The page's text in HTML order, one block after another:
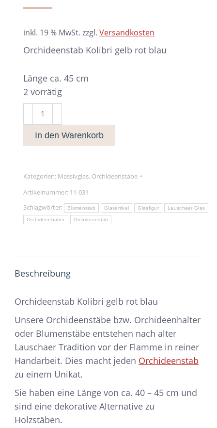
inkl. 19 % MwSt. zzgl. Versandkosten
Orchideenstab Kolibri gelb rot blau
Länge ca. 45 cm
2 vorrätig
Orchideenstab
Kolibri
gelb
Menge
In den Warenkorb
Kategorien: Massivglas, Orchideenstäbe
Artikelnummer: 11-031
Schlagwörter:
Blumenstab Glasartikel Glasfigur Lauschaer Glas
Orchideenhalter Orchideenstab
Beschreibung
Orchideenstab Kolibri gelb rot blau
Unsere Orchideenstäbe bzw. Orchideenhalter
oder Blumenstäbe entstehen nach alter
Lauschaer Tradition vor der Flamme in reiner
Handarbeit. Dies macht jeden Orchideenstab
zu einem Unikat.
Sie haben eine Länge von ca. 40 – 45 cm und
sind eine dekorative Alternative zu
Holzstäben.